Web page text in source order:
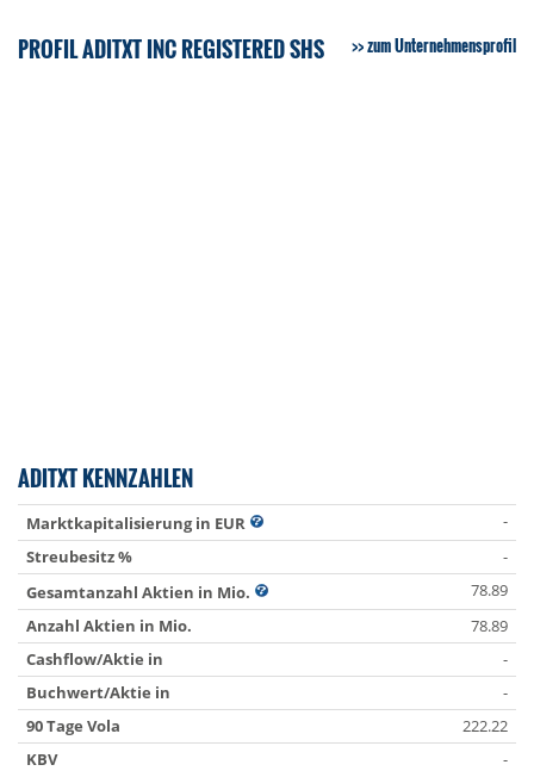
PROFIL ADITXT INC REGISTERED SHS zum Unternehmensprofil
ADITXT KENNZAHLEN
Marktkapitalisierung in EUR
-
Streubesitz %
-
Gesamtanzahl Aktien in Mio.
78.89
Anzahl Aktien in Mio.
78.89
Cashflow/Aktie in
-
Buchwert/Aktie in
-
90 Tage Vola
222.22
KBV
-